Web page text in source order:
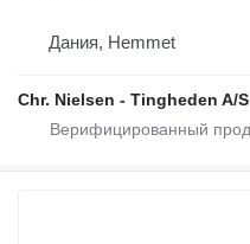
Дания, Hemmet
Chr. Nielsen - Tingheden A/S